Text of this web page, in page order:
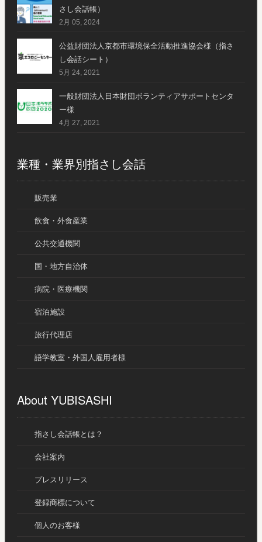
さし会話帳）
2月 05, 2024
公益財団法人京都市環境保全活動推進協会様（指さ
し会話シート）
5月 24, 2021
一般財団法人日本財団ボランティアサポートセンタ
ー様
4月 27, 2021
業種・業界別指さし会話
販売業
飲食・外食産業
公共交通機関
国・地方自治体
病院・医療機関
宿泊施設
旅行代理店
語学教室・外国人雇用者様
About YUBISASHI
指さし会話帳とは？
会社案内
プレスリリース
登録商標について
個人のお客様